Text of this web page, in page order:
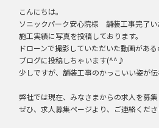
こんにちは。
ソニックパーク安心院様 舗装工事完了い
施工実績に写真を投稿しております。
ドローンで撮影していただいた動画がある
ブログに投稿しちゃいます(^^♪
少しですが、舗装工事のかっこいい姿が伝
弊社では現在、みなさまからの求人を募集
ぜひ、求人募集ページより、ご連絡くだ